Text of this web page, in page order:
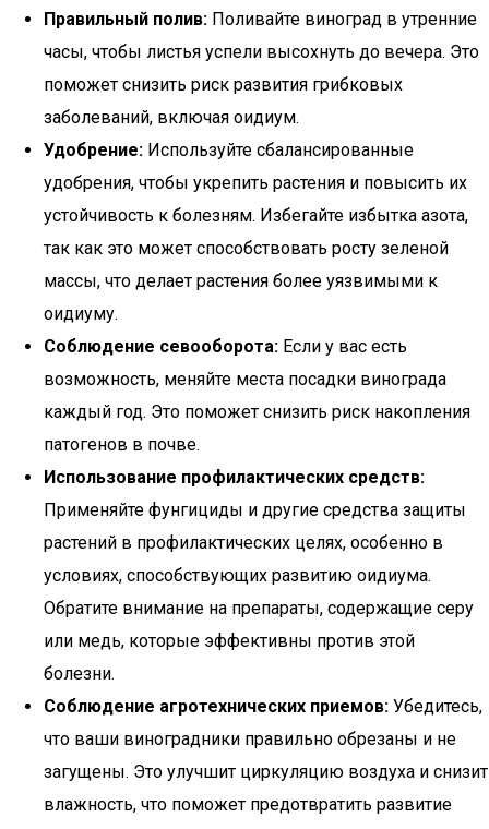
Правильный полив: Поливайте виноград в утренние
часы, чтобы листья успели высохнуть до вечера. Это
поможет снизить риск развития грибковых
заболеваний, включая оидиум.
Удобрение: Используйте сбалансированные
удобрения, чтобы укрепить растения и повысить их
устойчивость к болезням. Избегайте избытка азота,
так как это может способствовать росту зеленой
массы, что делает растения более уязвимыми к
оидиуму.
Соблюдение севооборота: Если у вас есть
возможность, меняйте места посадки винограда
каждый год. Это поможет снизить риск накопления
патогенов в почве.
Использование профилактических средств:
Применяйте фунгициды и другие средства защиты
растений в профилактических целях, особенно в
условиях, способствующих развитию оидиума.
Обратите внимание на препараты, содержащие серу
или медь, которые эффективны против этой
болезни.
Соблюдение агротехнических приемов: Убедитесь,
что ваши виноградники правильно обрезаны и не
загущены. Это улучшит циркуляцию воздуха и снизит
влажность, что поможет предотвратить развитие